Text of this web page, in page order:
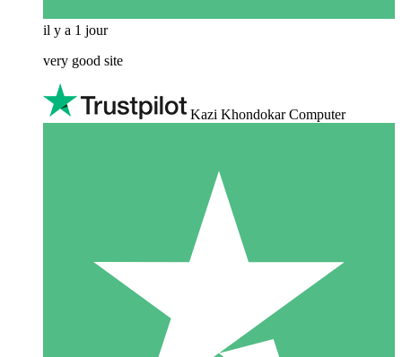
il y a 1 jour
very good site
Kazi Khondokar Computer